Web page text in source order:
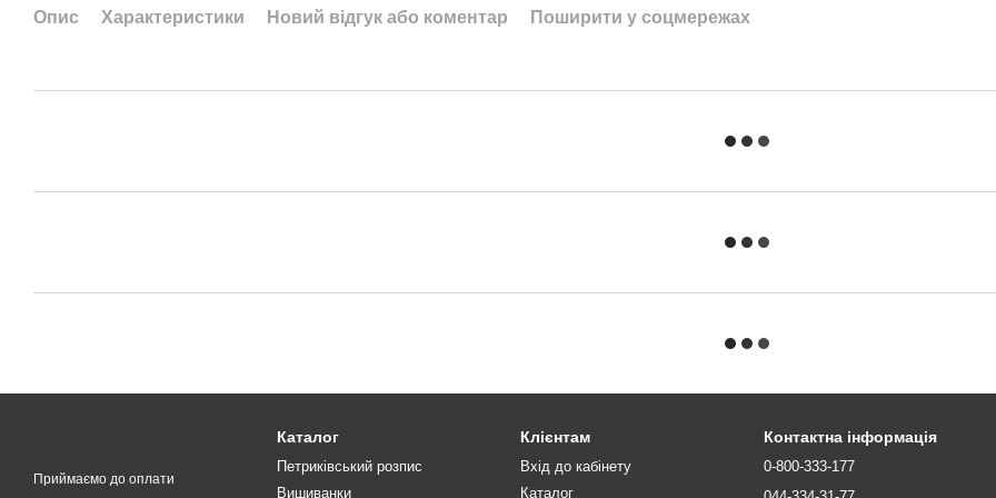
Опис Характеристики Новий відгук або коментар Поширити у соцмережах
Приймаємо до оплати
Каталог
Петриківський розпис
Вишиванки
Клієнтам
Вхід до кабінету
Каталог
Контактна інформація
0-800-333-177